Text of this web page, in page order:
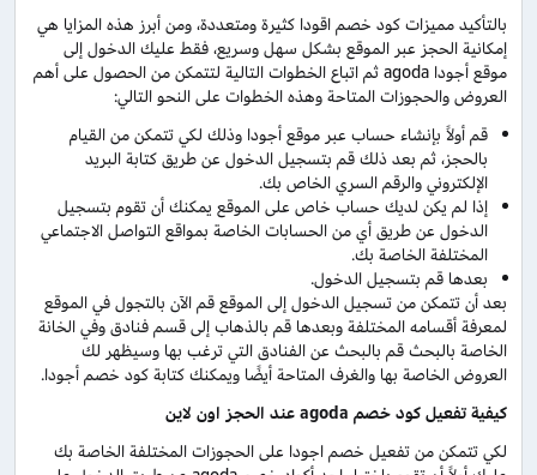
بالتأكيد مميزات كود خصم اقودا كثيرة ومتعددة، ومن أبرز هذه المزايا هي
إمكانية الحجز عبر الموقع بشكل سهل وسريع، فقط عليك الدخول إلى
موقع أجودا agoda ثم اتباع الخطوات التالية لتتمكن من الحصول على أهم
العروض والحجوزات المتاحة وهذه الخطوات على النحو التالي:
قم أولاً بإنشاء حساب عبر موقع أجودا وذلك لكي تتمكن من القيام
بالحجز، ثم بعد ذلك قم بتسجيل الدخول عن طريق كتابة البريد
الإلكتروني والرقم السري الخاص بك.
إذا لم يكن لديك حساب خاص على الموقع يمكنك أن تقوم بتسجيل
الدخول عن طريق أي من الحسابات الخاصة بمواقع التواصل الاجتماعي
المختلفة الخاصة بك.
بعدها قم بتسجيل الدخول.
بعد أن تتمكن من تسجيل الدخول إلى الموقع قم الآن بالتجول في الموقع
لمعرفة أقسامه المختلفة وبعدها قم بالذهاب إلى قسم فنادق وفي الخانة
الخاصة بالبحث قم بالبحث عن الفنادق التي ترغب بها وسيظهر لك
العروض الخاصة بها والغرف المتاحة أيضًا ويمكنك كتابة كود خصم أجودا.
كيفية تفعيل كود خصم agoda عند الحجز اون لاين
لكي تتمكن من تفعيل خصم اجودا على الحجوزات المختلفة الخاصة بك